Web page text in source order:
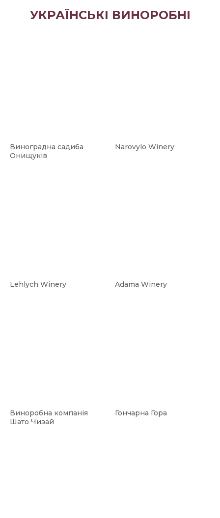
УКРАЇНСЬКІ ВИНОРОБНІ
Виноградна садиба
Онищуків
Narovylo Winery
Lehlych Winery Adama Winery
Виноробна компанія
Шато Чизай
Гончарна Гора